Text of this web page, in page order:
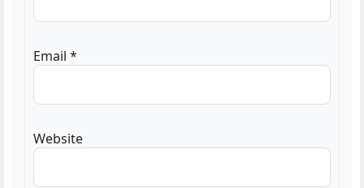
Email *
Website